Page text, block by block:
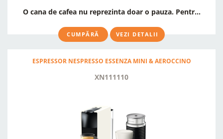
O cana de cafea nu reprezinta doar o pauza. Pentr...
CUMPĂRĂ VEZI DETALII
ESPRESSOR NESPRESSO ESSENZA MINI & AEROCCINO
XN111110